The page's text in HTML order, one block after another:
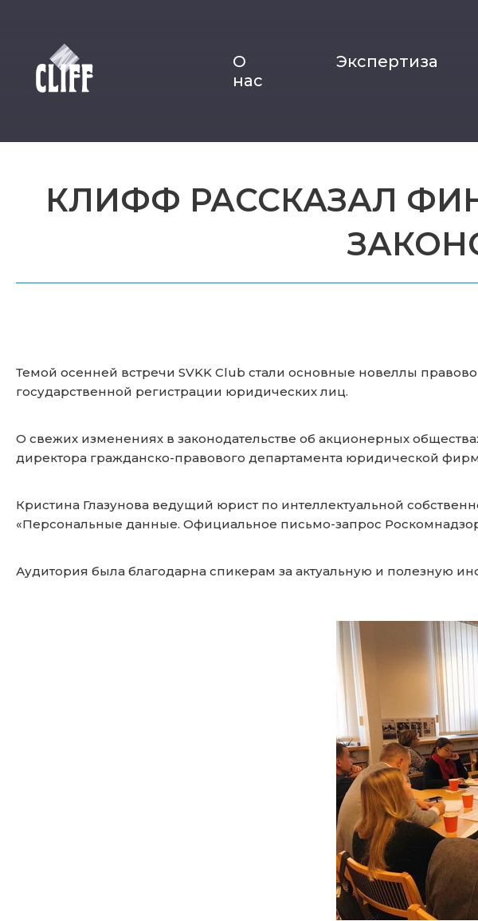
О
нас
Экспертиза
КЛИФФ РАССКАЗАЛ
Темой осенней встречи SVKK Club стали основные новеллы
государственной регистрации юридических лиц.
О свежих изменениях в законодательстве об акционерных
директора гражданско-правового департамента юридической
Кристина Глазунова ведущий юрист по интеллектуальной
«Персональные данные. Официальное письмо-запрос
Аудитория была благодарна спикерам за актуальную и полезную